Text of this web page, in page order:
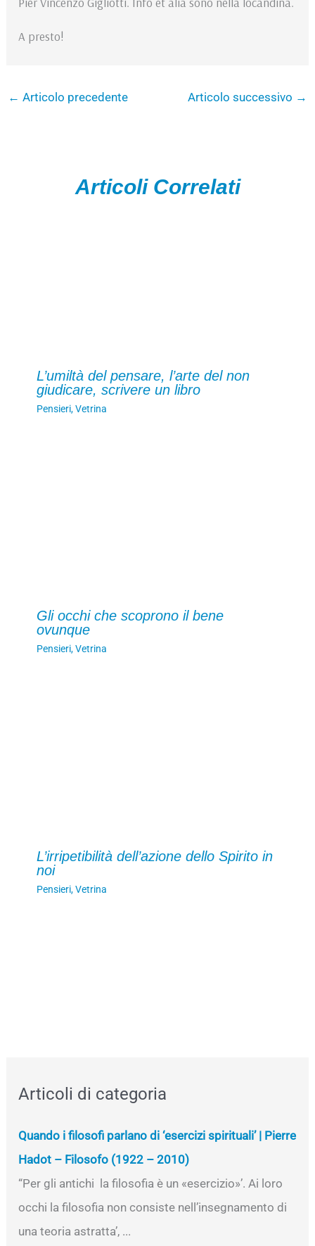
A presto!
← Articolo precedente Articolo successivo →
Articoli Correlati
L’umiltà del pensare, l’arte del non
giudicare, scrivere un libro
Pensieri,Vetrina
Gli occhi che scoprono il bene
ovunque
Pensieri,Vetrina
L’irripetibilità dell’azione dello Spirito in
noi
Pensieri,Vetrina
Articoli di categoria
Quando i filosofi parlano di ‘esercizi spirituali’ | Pierre
Hadot – Filosofo (1922 – 2010)
“Per gli antichi la filosofia è un «esercizio»’. Ai loro
occhi la filosofia non consiste nell’insegnamento di
una teoria astratta’, ...